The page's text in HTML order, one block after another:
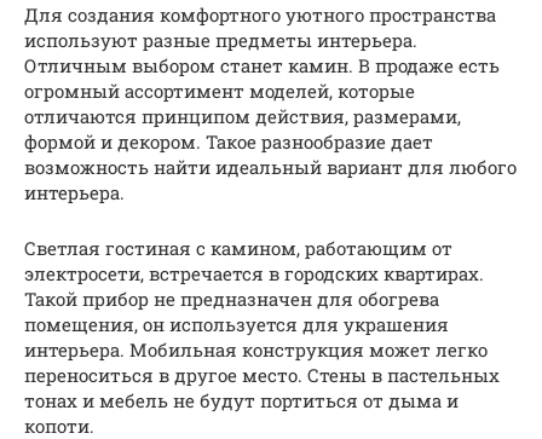
Для создания комфортного уютного пространства
используют разные предметы интерьера.
Отличным выбором станет камин. В продаже есть
огромный ассортимент моделей, которые
отличаются принципом действия, размерами,
формой и декором. Такое разнообразие дает
возможность найти идеальный вариант для любого
интерьера.
Светлая гостиная с камином, работающим от
электросети, встречается в городских квартирах.
Такой прибор не предназначен для обогрева
помещения, он используется для украшения
интерьера. Мобильная конструкция может легко
переноситься в другое место. Стены в пастельных
тонах и мебель не будут портиться от дыма и
копоти.